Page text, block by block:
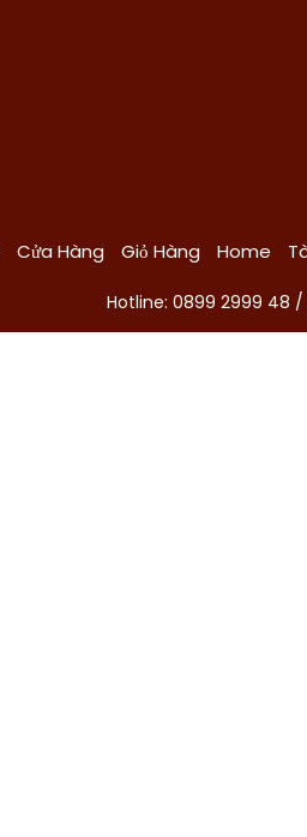
Cửa Hàng Giỏ Hàng Home
Hotline: 0899 2999 48 /